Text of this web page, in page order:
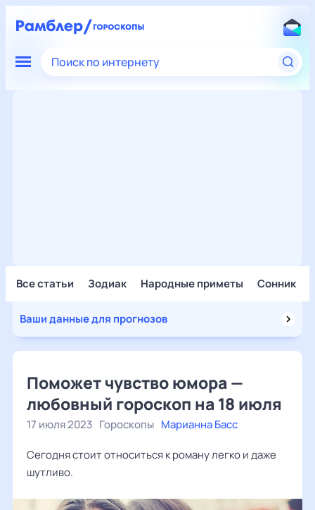
Поиск по интернету
Все статьи Зодиак Народные приметы Сонник
Ваши данные для прогнозов
Поможет чувство юмора —
любовный гороскоп на 18 июля
17 июля 2023 Гороскопы Марианна Басс
Сегодня стоит относиться к роману легко и даже
шутливо.